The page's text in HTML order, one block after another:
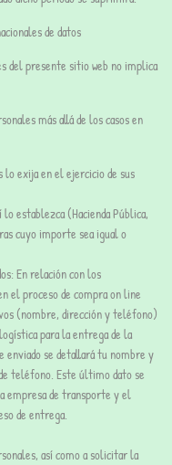
de datos
del presente sitio web no implica
más allá de los casos en
lo exija en el ejercicio de sus
establezca (Hacienda Pública,
cuyo importe sea igual o
En relación con los
el proceso de compra on line
(nombre, dirección y teléfono)
para la entrega de la
enviado se detallará tu nombre y
teléfono. Este último dato se
de transporte y el
de entrega.
así como a solicitar la